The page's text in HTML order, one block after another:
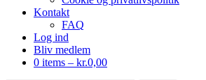
Kontakt
FAQ
Log ind
Bliv medlem
0 items – kr.0,00